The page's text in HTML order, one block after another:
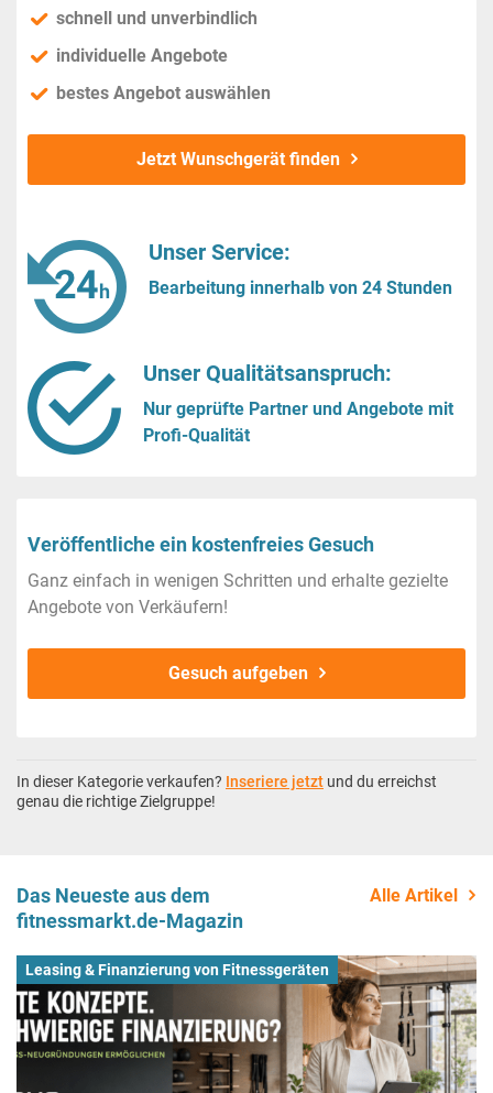
schnell und unverbindlich
individuelle Angebote
bestes Angebot auswählen
Jetzt Wunschgerät finden
Unser Service:
Bearbeitung innerhalb von 24 Stunden
Unser Qualitätsanspruch:
Nur geprüfte Partner und Angebote mit
Profi-Qualität
Veröffentliche ein kostenfreies Gesuch
Ganz einfach in wenigen Schritten und erhalte gezielte
Angebote von Verkäufern!
Gesuch aufgeben
In dieser Kategorie verkaufen? Inseriere jetzt und du erreichst
genau die richtige Zielgruppe!
Das Neueste aus dem
fitnessmarkt.de-Magazin
Alle Artikel
Leasing & Finanzierung von Fitnessgeräten